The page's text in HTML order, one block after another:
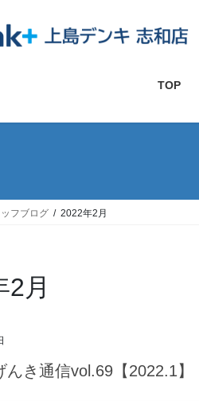
TOP
フブログ 2022年2月
月
んき通信vol.69【2022.1】